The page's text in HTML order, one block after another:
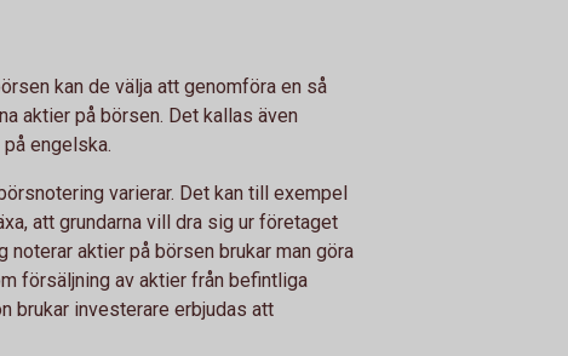
kan de välja att genomföra en så
aktier på börsen. Det kallas även
engelska.
varierar. Det kan till exempel
att grundarna vill dra sig ur företaget
aktier på börsen brukar man göra
försäljning av aktier från befintliga
brukar investerare erbjudas att